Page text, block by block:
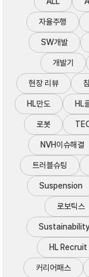
자율주행
SW개발
개발기
현장 리뷰
HL만도 HL
로봇
NVH이슈해결
트러블슈팅
Suspension
로보틱스
Sustainability
HL Recruit
커리어패스